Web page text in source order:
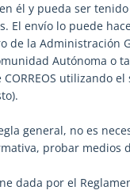
él y pueda ser
El envío lo puede
de la Administración
Autónoma o
utilizando el
general, no es
probar medios
dada por el